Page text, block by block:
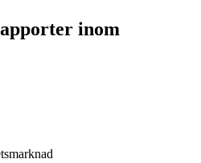
inom